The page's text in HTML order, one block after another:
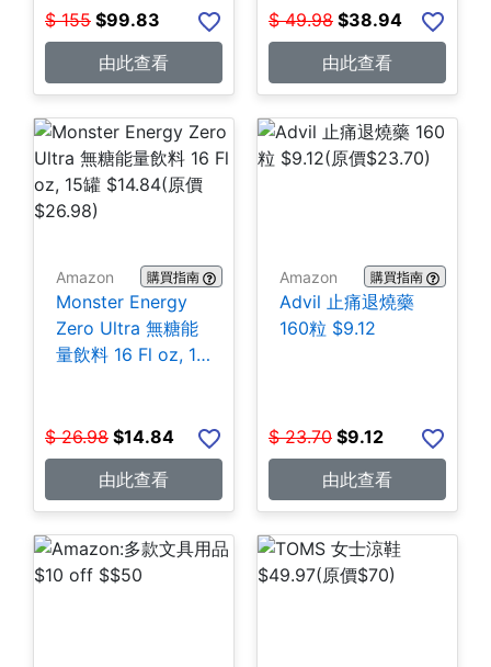
$ 155 $99.83
由此查看
$ 49.98 $38.94
由此查看
Amazon 購買指南
Monster Energy
Zero Ultra 無糖能
量飲料 16 Fl oz, 15
$ 26.98 $14.84
由此查看
Amazon 購買指南
Advil 止痛退燒藥
160粒 $9.12
$ 23.70 $9.12
由此查看